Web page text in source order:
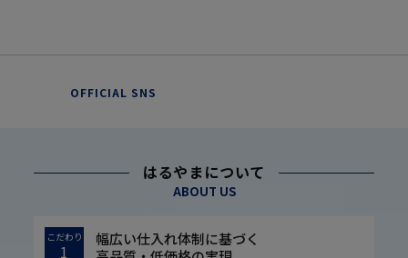
OFFICIAL SNS
はるやまについて
ABOUT US
こだわり
1
幅広い仕入れ体制に基づく